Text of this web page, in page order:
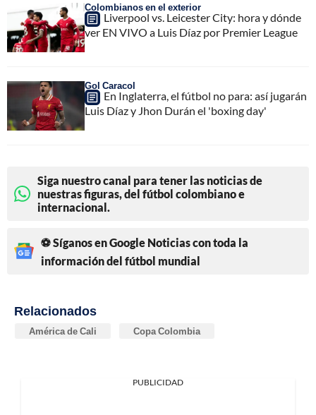
Colombianos en el exterior
Liverpool vs. Leicester City: hora y dónde
ver EN VIVO a Luis Díaz por Premier League
Gol Caracol
En Inglaterra, el fútbol no para: así jugarán
Luis Díaz y Jhon Durán el 'boxing day'
Siga nuestro canal para tener las noticias de
nuestras figuras, del fútbol colombiano e
internacional.
⚽ Síganos en Google Noticias con toda la
información del fútbol mundial
Relacionados
América de Cali Copa Colombia
PUBLICIDAD